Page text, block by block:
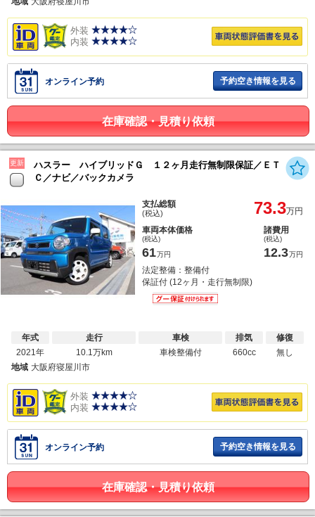
外装
内装
オンライン予約 予約空き情報を見る
在庫確認・見積り依頼
更新
ハスラー ハイブリッドＧ １２ヶ月走行無制限保証／ＥＴ
Ｃ／ナビ／バックカメラ
支払総額
(税込) 73.3万円
車両本体価格
(税込)
61万円
諸費用
(税込)
12.3万円
法定整備：整備付
保証付 (12ヶ月・走行無制限)
年式
2021年
走行
10.1万km
車検
車検整備付
排気
660cc
修復
無し
地域 大阪府寝屋川市
外装
内装
オンライン予約 予約空き情報を見る
在庫確認・見積り依頼